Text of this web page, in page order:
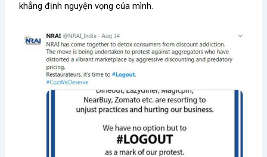
khẳng định nguyện vọng của mình.